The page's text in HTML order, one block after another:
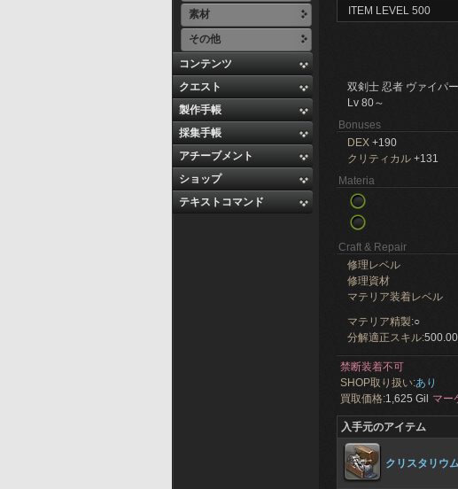
素材
その他
コンテンツ
クエスト
製作手帳
採集手帳
アチーブメント
ショップ
テキストコマンド
ITEM LEVEL 500
双剣士 忍者 ヴァイパー
Lv 80～
Bonuses
DEX +190
クリティカル +131
Materia
Craft & Repair
修理レベル
修理資材
マテリア装着レベル
マテリア精製:○
分解適正スキル:500.00
禁断装着不可
SHOP取り扱い:あり
買取価格:1,625 Gil マー
入手元のアイテム
クリスタリウ